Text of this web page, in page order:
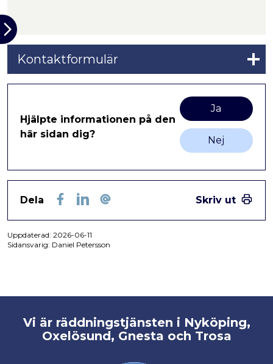
Kontaktformulär
Hjälpte informationen på den
här sidan dig?
Ja
Nej
Dela
Skriv ut
Uppdaterad: 2026-06-11
Sidansvarig: Daniel Petersson
Vi är räddningstjänsten i Nyköping,
Oxelösund, Gnesta och Trosa